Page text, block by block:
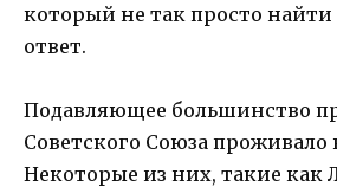
который не так просто
ответ.
Подавляющее большинство
Советского Союза проживало
Некоторые из них, такие как